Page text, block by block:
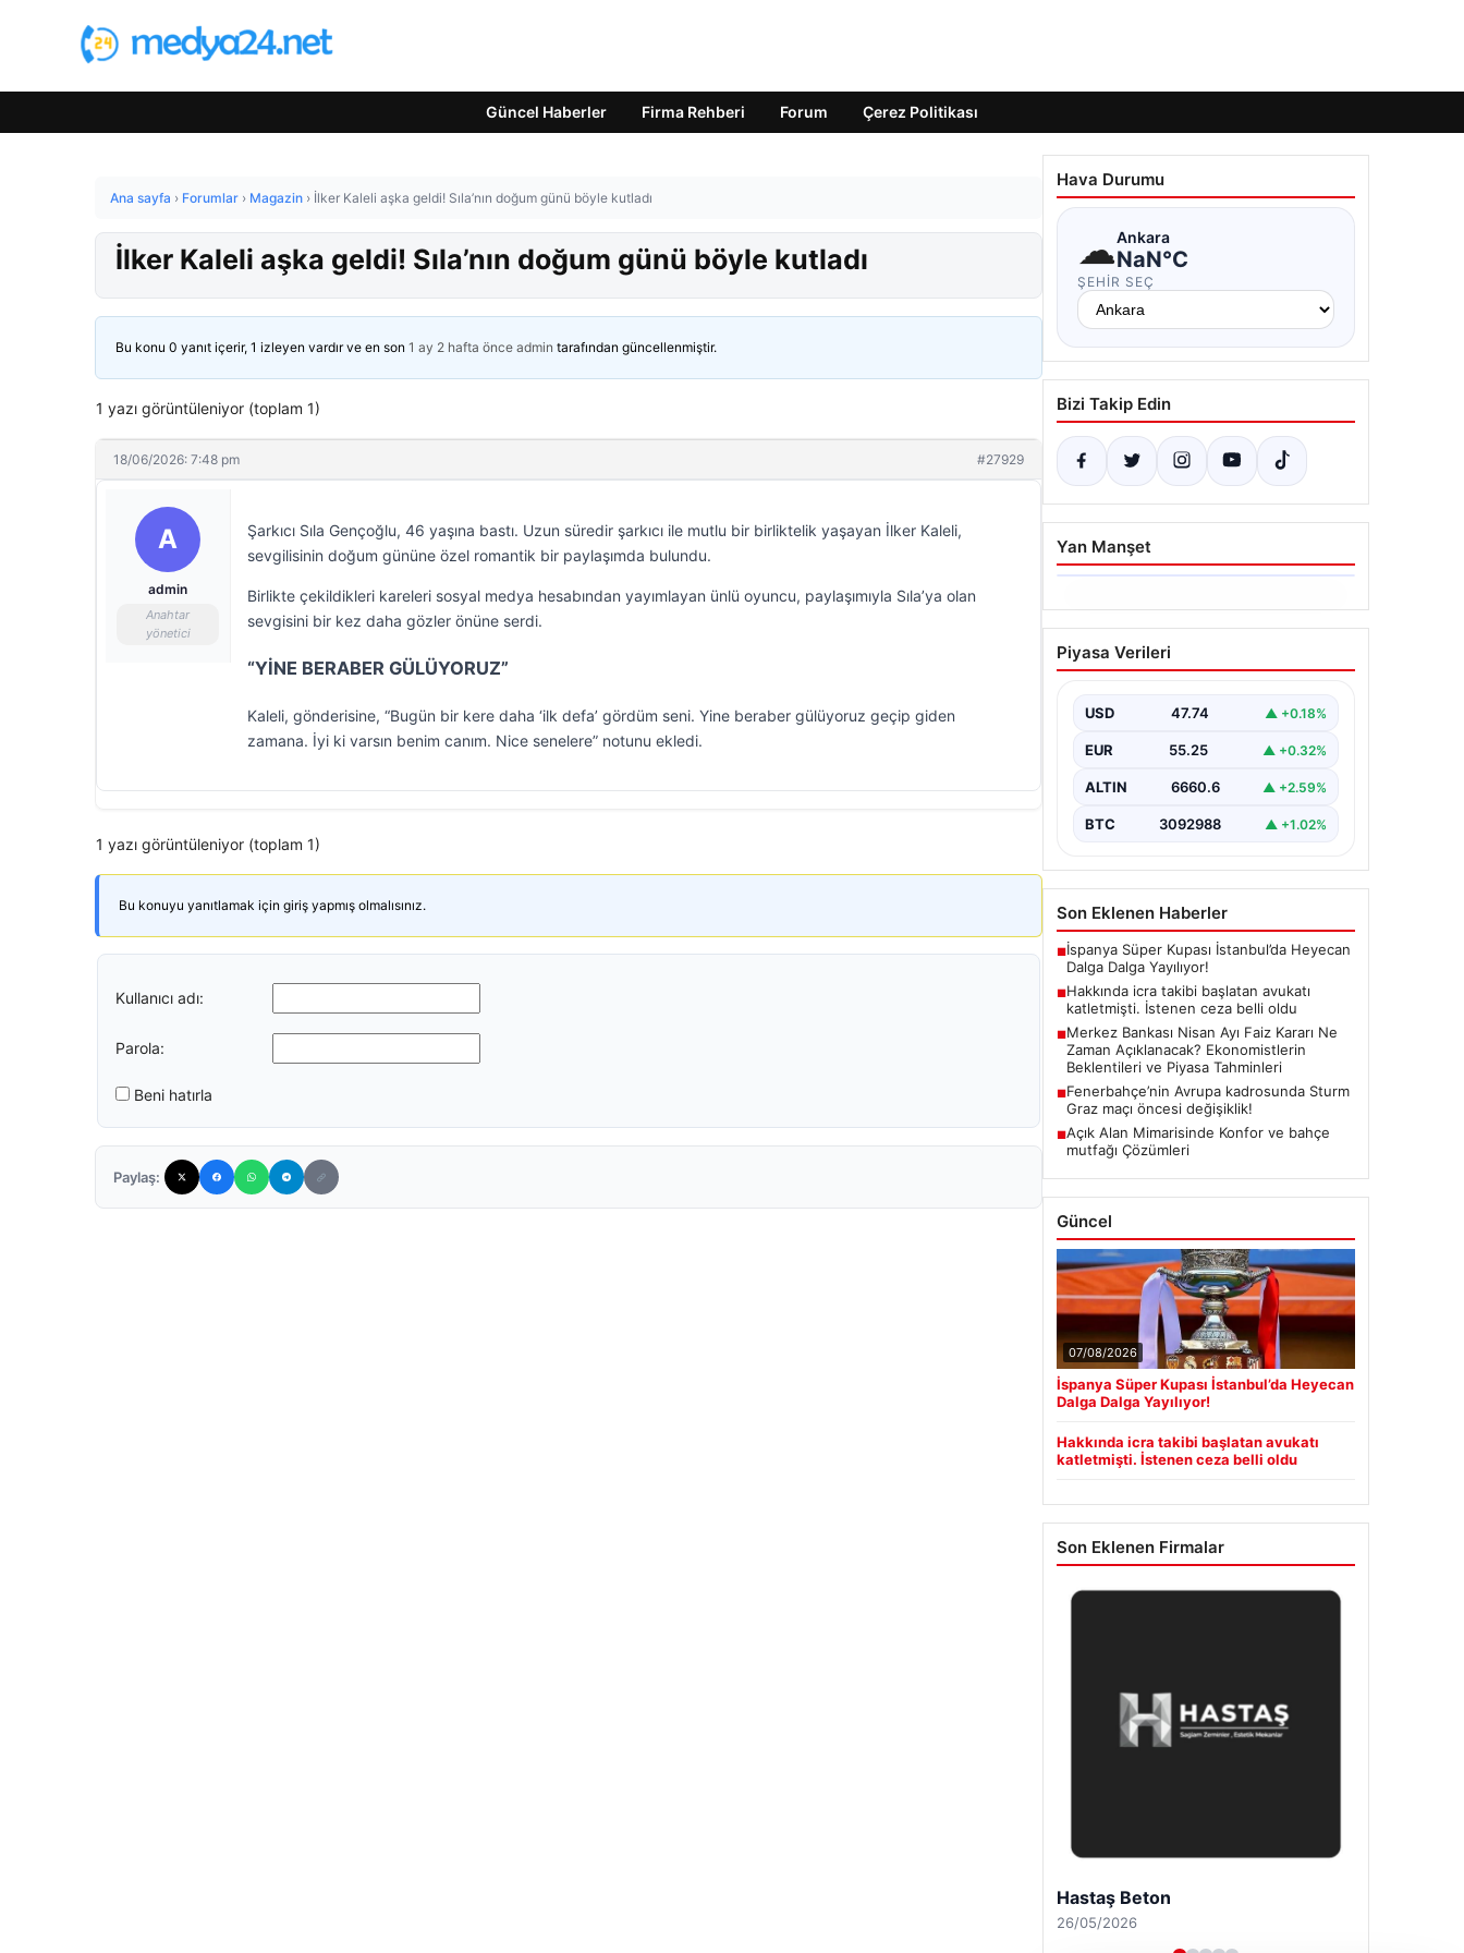
Güncel Haberler Firma Rehberi Forum Çerez Politikası
Ana sayfa › Forumlar › Magazin › İlker Kaleli aşka geldi! Sıla’nın doğum günü böyle kutladı
İlker Kaleli aşka geldi! Sıla’nın doğum günü böyle kutladı
Bu konu 0 yanıt içerir, 1 izleyen vardır ve en son 1 ay 2 hafta önce admin tarafından güncellenmiştir.
1 yazı görüntüleniyor (toplam 1)
18/06/2026: 7:48 pm #27929
A
admin
Anahtar
yönetici
Şarkıcı Sıla Gençoğlu, 46 yaşına bastı. Uzun süredir şarkıcı ile mutlu bir birliktelik yaşayan İlker Kaleli,
sevgilisinin doğum gününe özel romantik bir paylaşımda bulundu.
Birlikte çekildikleri kareleri sosyal medya hesabından yayımlayan ünlü oyuncu, paylaşımıyla Sıla’ya olan
sevgisini bir kez daha gözler önüne serdi.
“YİNE BERABER GÜLÜYORUZ”
Kaleli, gönderisine, “Bugün bir kere daha ‘ilk defa’ gördüm seni. Yine beraber gülüyoruz geçip giden
zamana. İyi ki varsın benim canım. Nice senelere” notunu ekledi.
1 yazı görüntüleniyor (toplam 1)
Bu konuyu yanıtlamak için giriş yapmış olmalısınız.
Kullanıcı adı:
Parola:
Beni hatırla
Paylaş:
Hava Durumu
☁Ankara
NaN°C
ŞEHIR SEÇ
Bizi Takip Edin
Yan Manşet
06.08.2026
Hakkında icra takibi
başlatan avukatı
belli oldu
{"title": "İcra Takibine Zarar Verme
Nedeniyle Avukata Yönelik Silahlı
"content":…
Piyasa Verileri
USD 47.74 ▲ +0.18%
EUR 55.25 ▲ +0.32%
ALTIN 6660.6 ▲ +2.59%
BTC 3092988 ▲ +1.02%
Son Eklenen Haberler
■İspanya Süper Kupası İstanbul’da Heyecan
Dalga Dalga Yayılıyor!
■Hakkında icra takibi başlatan avukatı
katletmişti. İstenen ceza belli oldu
■Merkez Bankası Nisan Ayı Faiz Kararı Ne
Zaman Açıklanacak? Ekonomistlerin
Beklentileri ve Piyasa Tahminleri
■Fenerbahçe’nin Avrupa kadrosunda Sturm
Graz maçı öncesi değişiklik!
■Açık Alan Mimarisinde Konfor ve bahçe
mutfağı Çözümleri
Güncel
07/08/2026
İspanya Süper Kupası İstanbul’da Heyecan
Dalga Dalga Yayılıyor!
Hakkında icra takibi başlatan avukatı
katletmişti. İstenen ceza belli oldu
Son Eklenen Firmalar
Enes Kaplan Avukatlık Bürosu
28/04/2026